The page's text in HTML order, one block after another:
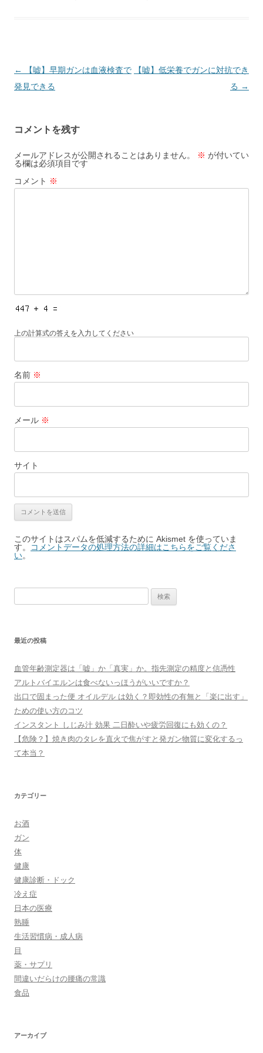
投
稿
ゲ
ー
シ
ョ
←
【嘘】早期ガンは血液検査で
発見できる
【嘘】低栄養でガンに対抗でき
る →
コメントを残す
メールアドレスが公開されることはありません。 ※ が付いてい
る欄は必須項目です
コメント ※
上の計算式の答えを入力してください
名前 ※
メール ※
サイト
このサイトはスパムを低減するために Akismet を使っていま
す。
コメントデータの処理方法の詳細はこちらをご覧くださ
い。
最近の投稿
血管年齢測定器は「嘘」か「真実」か。指先測定の精度と信憑性
アルトバイエルンは食べないっほうがいいですか？
出口で固まった便 オイルデル は効く？即効性の有無と「楽に出す」
ための使い方のコツ
インスタント しじみ汁 効果 二日酔いや疲労回復にも効くの？
【危険？】焼き肉のタレを直火で焦がすと発ガン物質に変化するっ
て本当？
カテゴリー
お酒
ガン
体
健康
健康診断・ドック
冷え症
日本の医療
熟睡
生活習慣病・成人病
目
薬・サプリ
間違いだらけの腰痛の常識
食品
アーカイブ